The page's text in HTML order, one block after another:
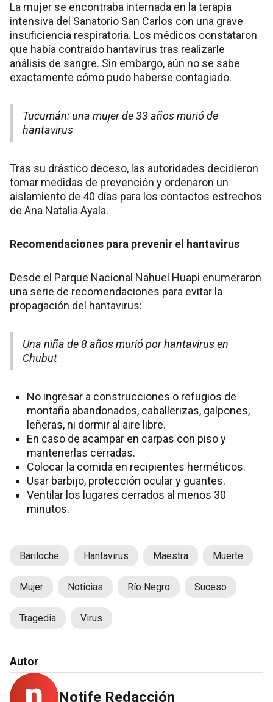
La mujer se encontraba internada en la terapia
intensiva del Sanatorio San Carlos con una grave
insuficiencia respiratoria. Los médicos constataron
que había contraído hantavirus tras realizarle
análisis de sangre. Sin embargo, aún no se sabe
exactamente cómo pudo haberse contagiado.
Tucumán: una mujer de 33 años murió de
hantavirus
Tras su drástico deceso, las autoridades decidieron
tomar medidas de prevención y ordenaron un
aislamiento de 40 días para los contactos estrechos
de Ana Natalia Ayala.
Recomendaciones para prevenir el hantavirus
Desde el Parque Nacional Nahuel Huapi enumeraron
una serie de recomendaciones para evitar la
propagación del hantavirus:
Una niña de 8 años murió por hantavirus en
Chubut
No ingresar a construcciones o refugios de
montaña abandonados, caballerizas, galpones,
leñeras, ni dormir al aire libre.
En caso de acampar en carpas con piso y
mantenerlas cerradas.
Colocar la comida en recipientes herméticos.
Usar barbijo, protección ocular y guantes.
Ventilar los lugares cerrados al menos 30
minutos.
Bariloche Hantavirus Maestra Muerte
Mujer Noticias Río Negro Suceso
Tragedia Virus
Autor
Notife Redacción